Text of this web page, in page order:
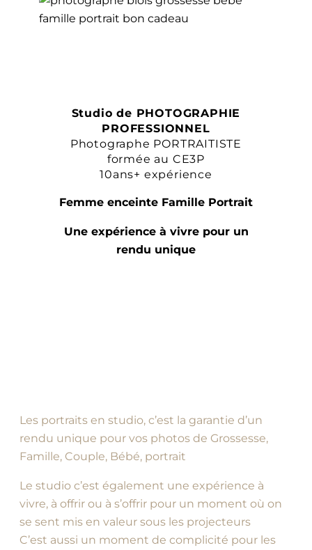
Studio de PHOTOGRAPHIE
PROFESSIONNEL
Photographe PORTRAITISTE
formée au CE3P
10ans+ expérience
Femme enceinte Famille Portrait
Une expérience à vivre pour un
rendu unique
Les portraits en studio, c’est la garantie d’un
rendu unique pour vos photos de Grossesse,
Famille, Couple, Bébé, portrait
Le studio c’est également une expérience à
vivre, à offrir ou à s’offrir pour un moment où on
se sent mis en valeur sous les projecteurs
C’est aussi un moment de complicité pour les